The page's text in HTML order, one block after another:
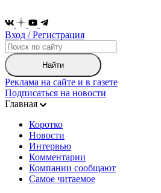
Вход / Регистрация
Найти
Реклама на сайте и в газете
Подписаться на новости
Главная
Коротко
Новости
Интервью
Комментарии
Компании сообщают
Самое читаемое